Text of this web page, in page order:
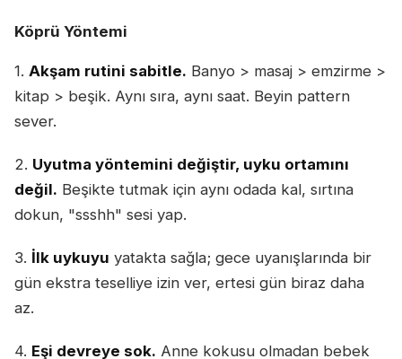
Köprü Yöntemi
1. Akşam rutini sabitle. Banyo > masaj > emzirme >
kitap > beşik. Aynı sıra, aynı saat. Beyin pattern
sever.
2. Uyutma yöntemini değiştir, uyku ortamını
değil. Beşikte tutmak için aynı odada kal, sırtına
dokun, "ssshh" sesi yap.
3. İlk uykuyu yatakta sağla; gece uyanışlarında bir
gün ekstra teselliye izin ver, ertesi gün biraz daha
az.
4. Eşi devreye sok. Anne kokusu olmadan bebek